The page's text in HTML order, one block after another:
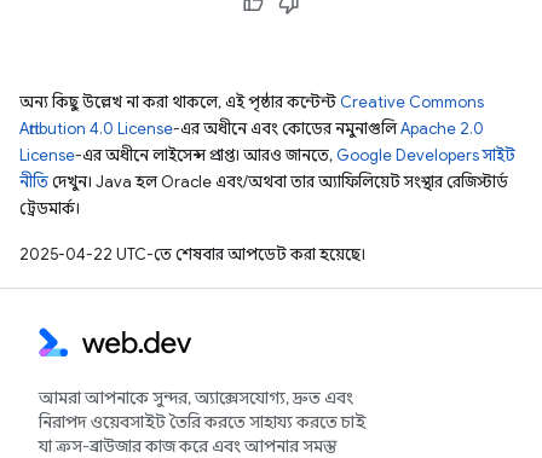
অন্য কিছু উল্লেখ না করা থাকলে, এই পৃষ্ঠার কন্টেন্ট Creative Commons
Attribution 4.0 License-এর অধীনে এবং কোডের নমুনাগুলিApache 2.0
License-এর অধীনে লাইসেন্স প্রাপ্ত। আরও জানতে, Google Developers সাইট
নীতিদেখুন। Java হল Oracle এবং/অথবা তার অ্যাফিলিয়েট সংস্থার রেজিস্টার্ড
ট্রেডমার্ক।
2025-04-22 UTC-তে শেষবার আপডেট করা হয়েছে।
আমরা আপনাকে সুন্দর, অ্যাক্সেসযোগ্য, দ্রুত এবং
নিরাপদ ওয়েবসাইট তৈরি করতে সাহায্য করতে চাই
যা ক্রস-ব্রাউজার কাজ করে এবং আপনার সমস্ত